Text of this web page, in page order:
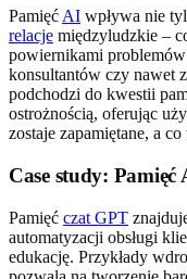
Pamięć AI wpływa nie
relacje międzyludzkie –
powiernikami
konsultantów czy nawet
podchodzi do kwestii
ostrożnością, oferując
zostaje zapamiętane, a
Case study:
Pamięć czat GPT
automatyzacji obsługi
edukację. Przykłady